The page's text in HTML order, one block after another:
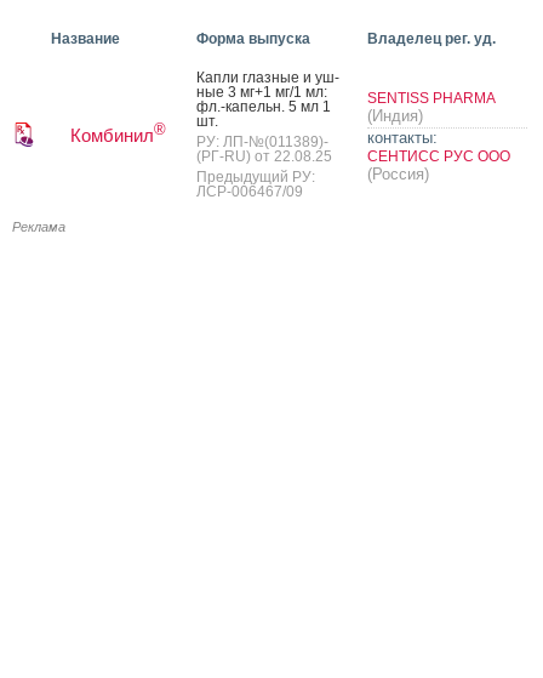
Название Форма выпуска Владелец рег. уд.
Комбинил®
Кап­ли глаз­ные и уш­
ные 3 мг+1 мг/1 мл:
фл.-ка­пельн. 5 мл 1
шт.
РУ: ЛП-№(011389)-
(РГ-RU) от 22.08.25
Предыдущий РУ:
ЛСР-006467/09
SENTISS PHARMA
(Индия)
контакты:
СЕНТИСС РУС ООО
(Россия)
Реклама